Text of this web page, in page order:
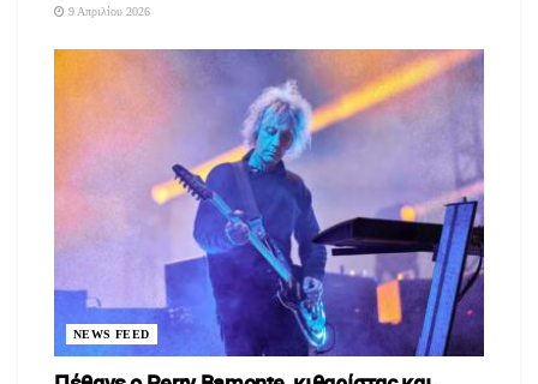
9 Απριλίου 2026
NEWS FEED